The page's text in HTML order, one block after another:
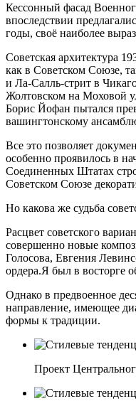
Кессонный фасад
впоследствии
годы, своё наиболее
Советская архитектура
как в Советском Союзе,
и Ла-Салль-стрит в
Жолтовском на Моховой
Борис Йофан пытался
вашингтонскому
Все это позволяет
особенно проявилось в
Соединенных Штатах
Советском Союзе
Но какова же судьба
Расцвет советского
совершенно новые
Голосова, Евгения
ордера.Я был в восторге
Однако в предвоенное
направление, имеющее
формы к традиции.
Проект